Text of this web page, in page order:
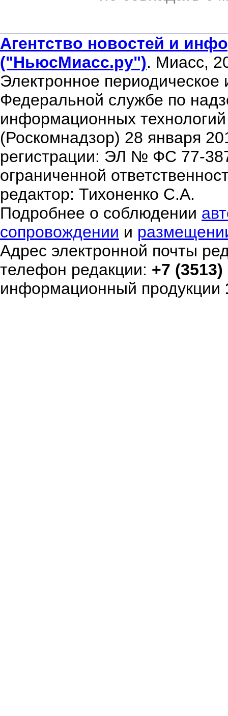
Агентство новостей и
("НьюсМиасс.ру"). Миасс,
Электронное периодическое
Федеральной службе по
информационных
(Роскомнадзор) 28 января
регистрации: ЭЛ № ФС 77-
ограниченной
редактор: Тихоненко С.А.
Подробнее о соблюдении
сопровождении и
Адрес электронной почты
телефон редакции: +7
информационный продукции